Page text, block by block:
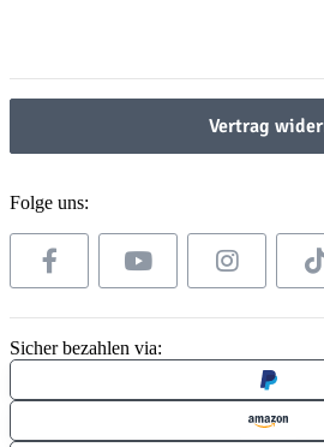
Vertrag
Folge uns:
Sicher bezahlen via: